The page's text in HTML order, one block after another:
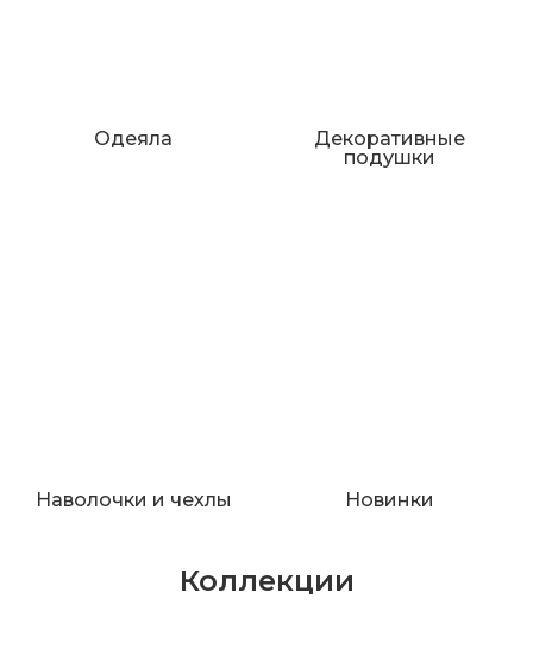
Одеяла
Декоративные
подушки
Наволочки и чехлы Новинки
Коллекции